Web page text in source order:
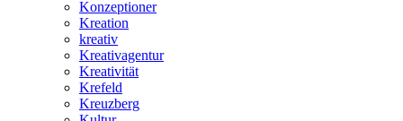
Konzeptioner
Kreation
kreativ
Kreativagentur
Kreativität
Krefeld
Kreuzberg